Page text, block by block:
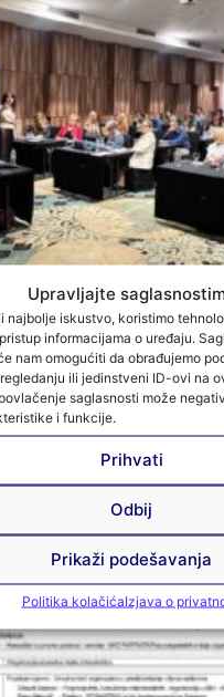
Upravljajte
najbolje iskustvo, koristimo
informacijama o uređaju.
nam omogućiti da obrađujemo
ili jedinstveni ID-ovi na
saglasnosti može
i funkcije.
Prihvati
Odbij
Prikaži podešavanja
Politika kolačićaIzjava o
stručna radionica
ličnih podataka u
Udruženja mikrokreditnih
– AMFI održana je stručna
Zakona o zaštiti ličnih